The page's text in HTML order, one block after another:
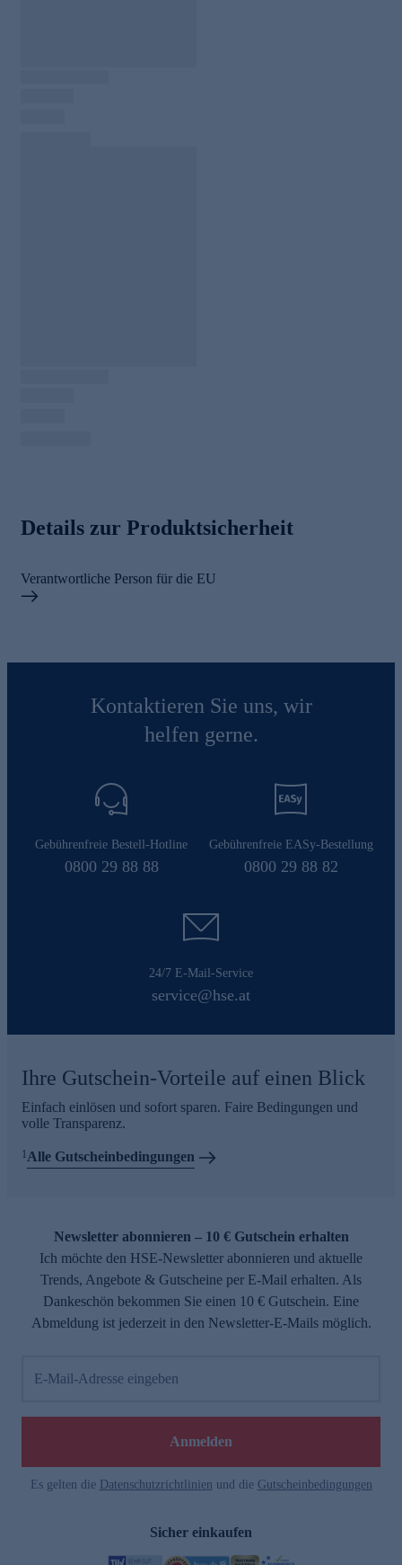
Details zur Produktsicherheit
Verantwortliche Person für die EU
Kontaktieren Sie uns, wir
helfen gerne.
Gebührenfreie Bestell-Hotline
0800 29 88 88
Gebührenfreie EASy-Bestellung
0800 29 88 82
24/7 E-Mail-Service
service@hse.at
Ihre Gutschein-Vorteile auf einen Blick
Einfach einlösen und sofort sparen. Faire Bedingungen und
volle Transparenz.
1 Alle Gutscheinbedingungen
Newsletter abonnieren – 10 € Gutschein erhalten
Ich möchte den HSE-Newsletter abonnieren und aktuelle
Trends, Angebote & Gutscheine per E-Mail erhalten. Als
Dankeschön bekommen Sie einen 10 € Gutschein. Eine
Abmeldung ist jederzeit in den Newsletter-E-Mails möglich.
E-Mail-Adresse eingeben
Anmelden
Es gelten die Datenschutzrichtlinien und die Gutscheinbedingungen
Sicher einkaufen